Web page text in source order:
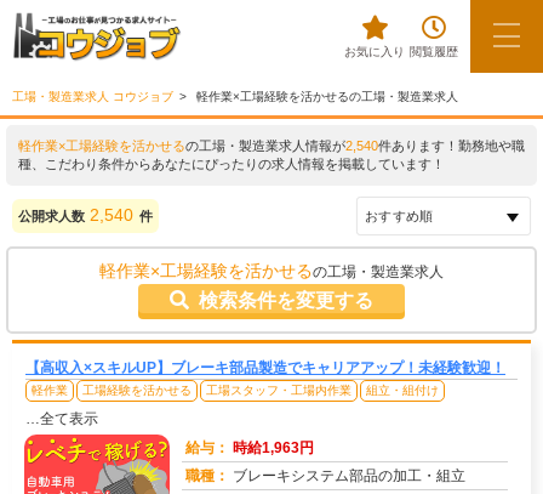
お気に入り 閲覧履歴
工場・製造業求人 コウジョブ 軽作業×工場経験を活かせるの工場・製造業求人
軽作業×工場経験を活かせるの工場・製造業求人情報が2,540件あります！勤務地や職
種、こだわり条件からあなたにぴったりの求人情報を掲載しています！
公開求人数 2,540 件
軽作業×工場経験を活かせるの工場・製造業求人
検索条件を変更する
【高収入×スキルUP】ブレーキ部品製造でキャリアアップ！未経験歓迎！
軽作業 工場経験を活かせる 工場スタッフ・工場内作業 組立・組付け
…全て表示
給与： 時給1,963円
職種： ブレーキシステム部品の加工・組立